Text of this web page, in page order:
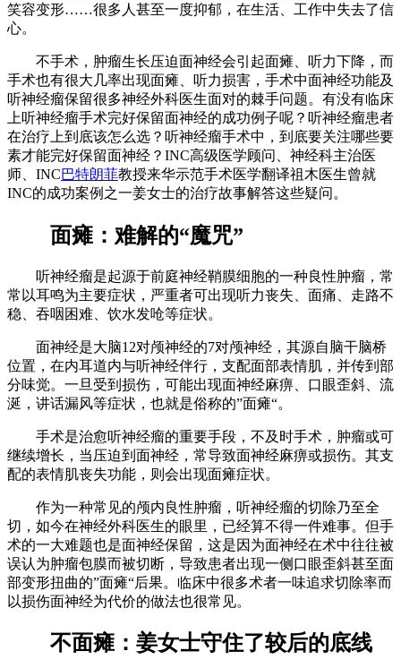
笑容变形……很多人甚至一度抑郁，在生活、工作中失去了信
心。
不手术，肿瘤生长压迫面神经会引起面瘫、听力下降，而
手术也有很大几率出现面瘫、听力损害，手术中面神经功能及
听神经瘤保留很多神经外科医生面对的棘手问题。有没有临床
上听神经瘤手术完好保留面神经的成功例子呢？听神经瘤患者
在治疗上到底该怎么选？听神经瘤手术中，到底要关注哪些要
素才能完好保留面神经？INC高级医学顾问、神经科主治医
师、INC巴特朗菲教授来华示范手术医学翻译祖木医生曾就
INC的成功案例之一姜女士的治疗故事解答这些疑问。
面瘫：难解的“魔咒”
听神经瘤是起源于前庭神经鞘膜细胞的一种良性肿瘤，常
常以耳鸣为主要症状，严重者可出现听力丧失、面痛、走路不
稳、吞咽困难、饮水发呛等症状。
面神经是大脑12对颅神经的7对颅神经，其源自脑干脑桥
位置，在内耳道内与听神经伴行，支配面部表情肌，并传到部
分味觉。一旦受到损伤，可能出现面神经麻痹、口眼歪斜、流
涎，讲话漏风等症状，也就是俗称的”面瘫“。
手术是治愈听神经瘤的重要手段，不及时手术，肿瘤或可
继续增长，当压迫到面神经，常导致面神经麻痹或损伤。其支
配的表情肌丧失功能，则会出现面瘫症状。
作为一种常见的颅内良性肿瘤，听神经瘤的切除乃至全
切，如今在神经外科医生的眼里，已经算不得一件难事。但手
术的一大难题也是面神经保留，这是因为面神经在术中往往被
误认为肿瘤包膜而被切断，导致患者出现一侧口眼歪斜甚至面
部变形扭曲的”面瘫“后果。临床中很多术者一味追求切除率而
以损伤面神经为代价的做法也很常见。
不面瘫：姜女士守住了较后的底线